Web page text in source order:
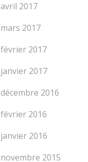
avril 2017
mars 2017
février 2017
janvier 2017
décembre 2016
février 2016
janvier 2016
novembre 2015